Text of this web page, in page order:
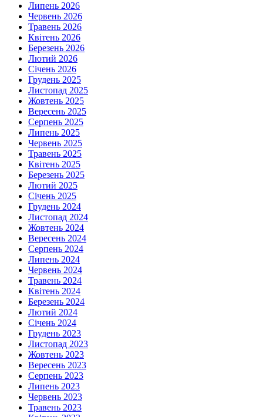
Липень 2026
Червень 2026
Травень 2026
Квітень 2026
Березень 2026
Лютий 2026
Січень 2026
Грудень 2025
Листопад 2025
Жовтень 2025
Вересень 2025
Серпень 2025
Липень 2025
Червень 2025
Травень 2025
Квітень 2025
Березень 2025
Лютий 2025
Січень 2025
Грудень 2024
Листопад 2024
Жовтень 2024
Вересень 2024
Серпень 2024
Липень 2024
Червень 2024
Травень 2024
Квітень 2024
Березень 2024
Лютий 2024
Січень 2024
Грудень 2023
Листопад 2023
Жовтень 2023
Вересень 2023
Серпень 2023
Липень 2023
Червень 2023
Травень 2023